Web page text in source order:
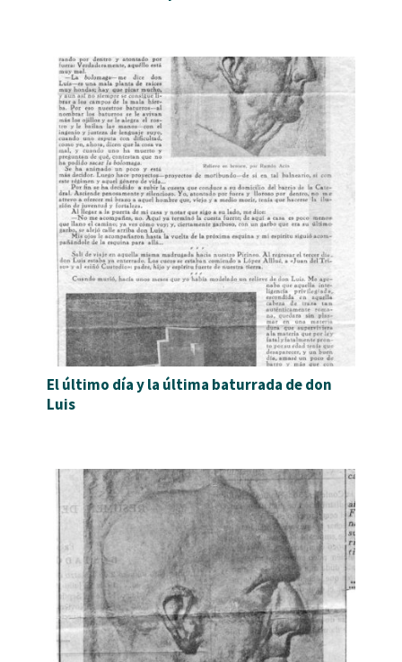
El último día y la última baturrada de don
Luis